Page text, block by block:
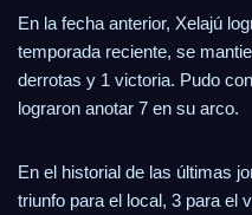
En la fecha anterior, Xelajú
temporada reciente, se
derrotas y 1 victoria. Pudo
lograron anotar 7 en su arco.
En el historial de las últimas
triunfo para el local, 3 para el